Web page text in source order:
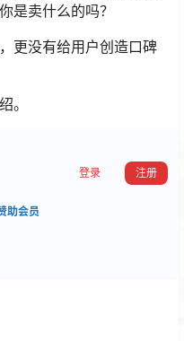
是卖什么的吗？
更没有给用户创造口碑
。
助会员
登录 注册